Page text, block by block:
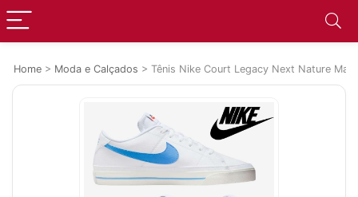
Home > Moda e Calçados > Tênis Nike Court Legacy Next Nature